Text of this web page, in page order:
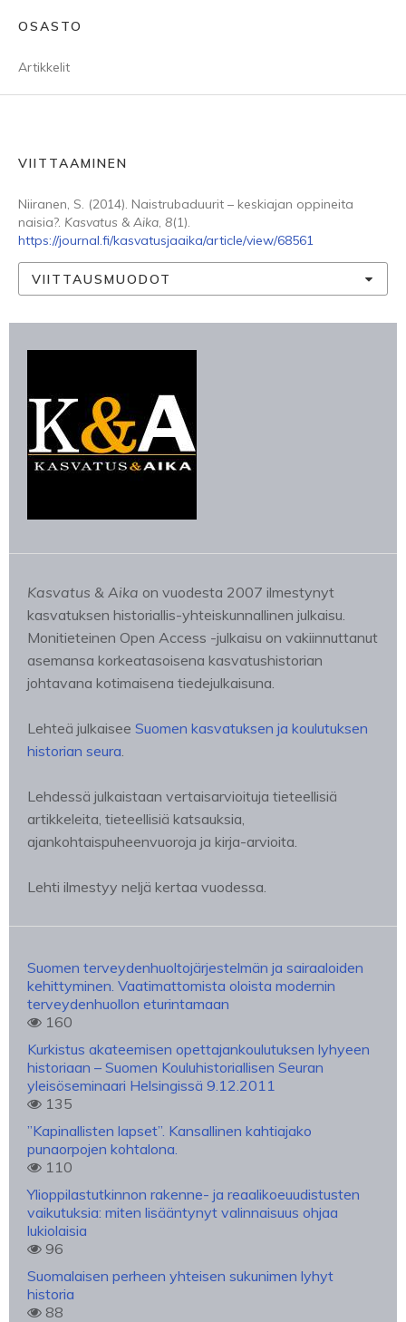
OSASTO
Artikkelit
VIITTAAMINEN
Niiranen, S. (2014). Naistrubaduurit – keskiajan oppineita
naisia?. Kasvatus & Aika, 8(1).
https://journal.fi/kasvatusjaaika/article/view/68561
VIITTAUSMUODOT
Kasvatus & Aika on vuodesta 2007 ilmestynyt
kasvatuksen historiallis-yhteiskunnallinen julkaisu.
Monitieteinen Open Access -julkaisu on vakiinnuttanut
asemansa korkeatasoisena kasvatushistorian
johtavana kotimaisena tiedejulkaisuna.
Lehteä julkaisee Suomen kasvatuksen ja koulutuksen
historian seura.
Lehdessä julkaistaan vertaisarvioituja tieteellisiä
artikkeleita, tieteellisiä katsauksia,
ajankohtaispuheenvuoroja ja kirja-arvioita.
Lehti ilmestyy neljä kertaa vuodessa.
Suomen terveydenhuoltojärjestelmän ja sairaaloiden
kehittyminen. Vaatimattomista oloista modernin
terveydenhuollon eturintamaan
160
Kurkistus akateemisen opettajankoulutuksen lyhyeen
historiaan – Suomen Kouluhistoriallisen Seuran
yleisöseminaari Helsingissä 9.12.2011
135
”Kapinallisten lapset”. Kansallinen kahtiajako
punaorpojen kohtalona.
110
Ylioppilastutkinnon rakenne- ja reaalikoeuudistusten
vaikutuksia: miten lisääntynyt valinnaisuus ohjaa
lukiolaisia
96
Suomalaisen perheen yhteisen sukunimen lyhyt
historia
88